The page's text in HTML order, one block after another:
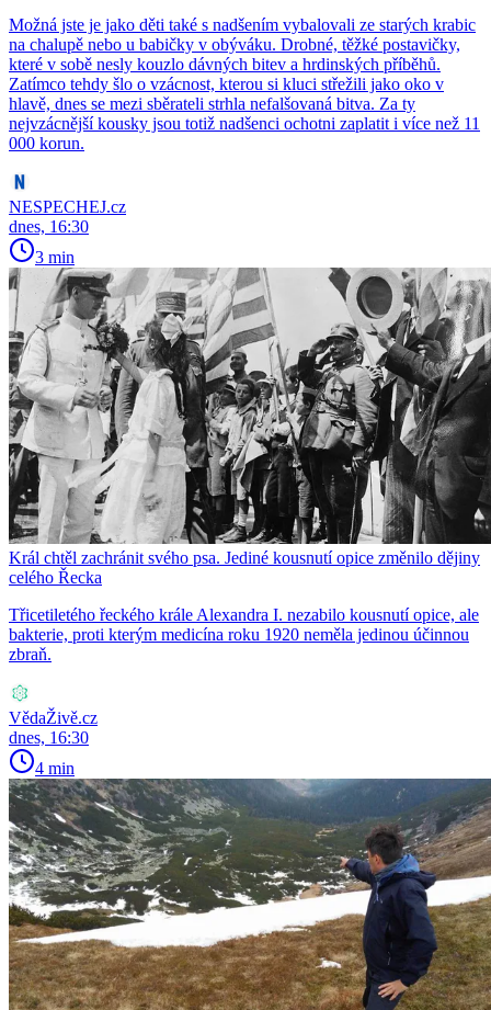
Možná jste je jako děti také s nadšením vybalovali ze starých krabic
na chalupě nebo u babičky v obýváku. Drobné, těžké postavičky,
které v sobě nesly kouzlo dávných bitev a hrdinských příběhů.
Zatímco tehdy šlo o vzácnost, kterou si kluci střežili jako oko v
hlavě, dnes se mezi sběrateli strhla nefalšovaná bitva. Za ty
nejvzácnější kousky jsou totiž nadšenci ochotni zaplatit i více než 11
000 korun.
NESPECHEJ.cz
dnes, 16:30
3 min
Král chtěl zachránit svého psa. Jediné kousnutí opice změnilo dějiny
celého Řecka
Třicetiletého řeckého krále Alexandra I. nezabilo kousnutí opice, ale
bakterie, proti kterým medicína roku 1920 neměla jedinou účinnou
zbraň.
VědaŽivě.cz
dnes, 16:30
4 min